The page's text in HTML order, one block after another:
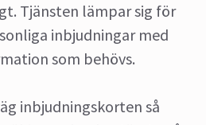
Tjänsten lämpar sig för
inbjudningar med
som behövs.
inbjudningskorten så